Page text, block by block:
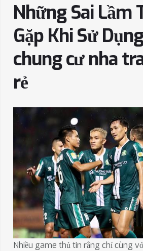
Những Sai Lầm
Gặp Khi Sử
chung cư nha
rẻ
Nhiều game thủ tin rằng chỉ cùng